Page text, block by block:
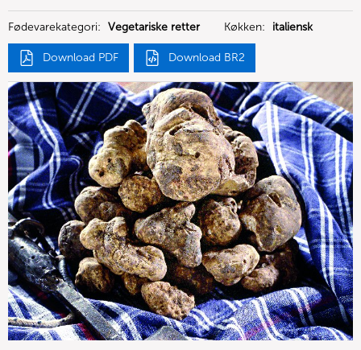
Fødevarekategori: Vegetariske retter Køkken: italiensk
Download PDF Download BR2